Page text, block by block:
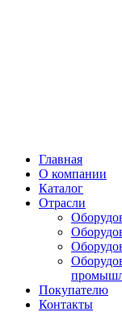
Главная
О компании
Каталог
Отрасли
Покупателю
Контакты